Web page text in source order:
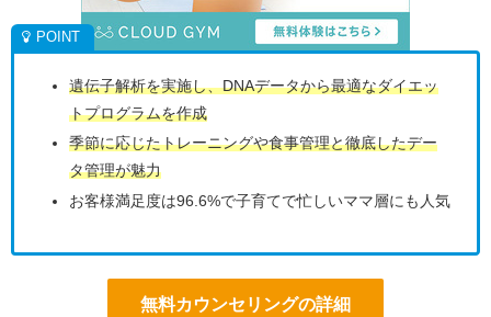
遺伝子解析を実施し、DNAデータから最適なダイエッ
トプログラムを作成
季節に応じたトレーニングや食事管理と徹底したデー
タ管理が魅力
お客様満足度は96.6%で子育てで忙しいママ層にも人気
無料カウンセリングの詳細